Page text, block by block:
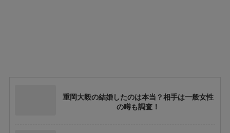
重岡大毅の結婚したのは本当？相手は一般女性
の噂も調査！